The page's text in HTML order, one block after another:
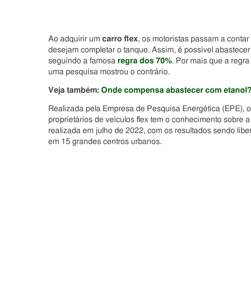
Ao adquirir um carro flex, os motoristas passam a
desejam completar o tanque. Assim, é possível
seguindo a famosa regra dos 70%. Por mais que a
uma pesquisa mostrou o contrário.
Veja também: Onde compensa abastecer com
Realizada pela Empresa de Pesquisa Energética (EPE),
proprietários de veículos flex tem o conhecimento sobre
realizada em julho de 2022, com os resultados sendo
em 15 grandes centros urbanos.